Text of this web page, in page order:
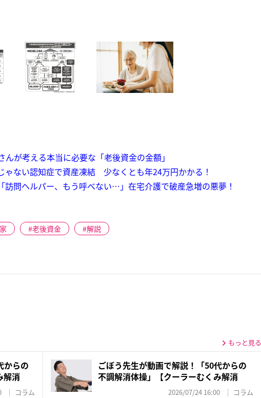
が考える本当に必要な「老後資金の金額」
ゃない認知症で資産凍結 少なくとも年24万円かかる！
訪問ヘルパー、もう呼べない…」在宅介護で破産急増の悪夢！
老後資金 解説
もっと見る
からの
解消
コラム
ごぼう先生が動画で解説！「50代からの
不調解消体操」【クーラーむくみ解消
2026/07/24 16:00 コラム